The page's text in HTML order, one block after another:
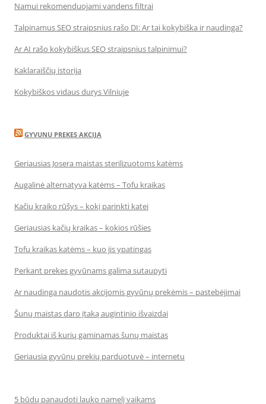
Namui rekomenduojami vandens filtrai
Talpinamus SEO straipsnius rašo DI: Ar tai kokybiška ir naudinga?
Ar AI rašo kokybiškus SEO straipsnius talpinimui?
Kaklaraiščių istorija
Kokybiškos vidaus durys Vilniuje
GYVUNU PREKES AKCIJA
Geriausias Josera maistas sterilizuotoms katėms
Augalinė alternatyva katėms – Tofu kraikas
Kačių kraiko rūšys – kokį parinkti katei
Geriausias kačių kraikas – kokios rūšies
Tofu kraikas katėms – kuo jis ypatingas
Perkant prekes gyvūnams galima sutaupyti
Ar naudinga naudotis akcijomis gyvūnų prekėmis – pastebėjimai
Šunų maistas daro įtaką augintinio išvaizdai
Produktai iš kurių gaminamas šunų maistas
Geriausia gyvūnų prekių parduotuvė – internetu
5 būdų panaudoti lauko namelį vaikams